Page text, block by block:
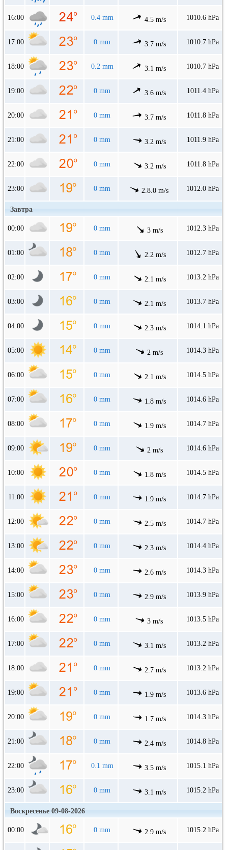
16:00 0.4 mm 4.5 m/s 1010.6 hPa
17:00 0 mm 3.7 m/s 1010.7 hPa
18:00 0.2 mm 3.1 m/s 1010.7 hPa
19:00 0 mm 3.6 m/s 1011.4 hPa
20:00 0 mm 3.7 m/s 1011.8 hPa
21:00 0 mm 3.2 m/s 1011.9 hPa
22:00 0 mm 3.2 m/s 1011.8 hPa
23:00 0 mm 2.8.0 m/s 1012.0 hPa
Завтра
00:00 0 mm 3 m/s 1012.3 hPa
01:00 0 mm 2.2 m/s 1012.7 hPa
02:00 0 mm 2.1 m/s 1013.2 hPa
03:00 0 mm 2.1 m/s 1013.7 hPa
04:00 0 mm 2.3 m/s 1014.1 hPa
05:00 0 mm 2 m/s 1014.3 hPa
06:00 0 mm 2.1 m/s 1014.5 hPa
07:00 0 mm 1.8 m/s 1014.6 hPa
08:00 0 mm 1.9 m/s 1014.7 hPa
09:00 0 mm 2 m/s 1014.6 hPa
10:00 0 mm 1.8 m/s 1014.5 hPa
11:00 0 mm 1.9 m/s 1014.7 hPa
12:00 0 mm 2.5 m/s 1014.7 hPa
13:00 0 mm 2.3 m/s 1014.4 hPa
14:00 0 mm 2.6 m/s 1014.3 hPa
15:00 0 mm 2.9 m/s 1013.9 hPa
16:00 0 mm 3 m/s 1013.5 hPa
17:00 0 mm 3.1 m/s 1013.2 hPa
18:00 0 mm 2.7 m/s 1013.2 hPa
19:00 0 mm 1.9 m/s 1013.6 hPa
20:00 0 mm 1.7 m/s 1014.3 hPa
21:00 0 mm 2.4 m/s 1014.8 hPa
22:00 0.1 mm 3.5 m/s 1015.1 hPa
23:00 0 mm 3.1 m/s 1015.2 hPa
Воскресенье 09-08-2026
00:00 0 mm 2.9 m/s 1015.2 hPa